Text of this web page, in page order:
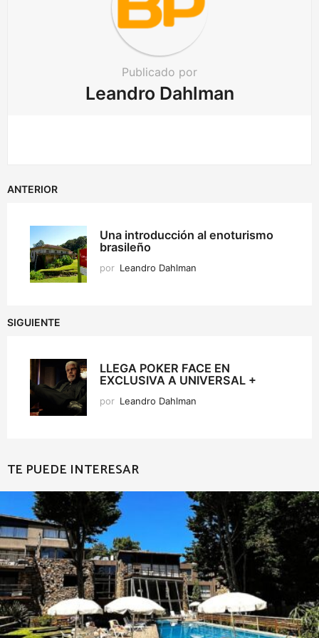
Publicado por
Leandro Dahlman
ANTERIOR
Una introducción al enoturismo
brasileño
por Leandro Dahlman
SIGUIENTE
LLEGA POKER FACE EN
EXCLUSIVA A UNIVERSAL +
por Leandro Dahlman
TE PUEDE INTERESAR